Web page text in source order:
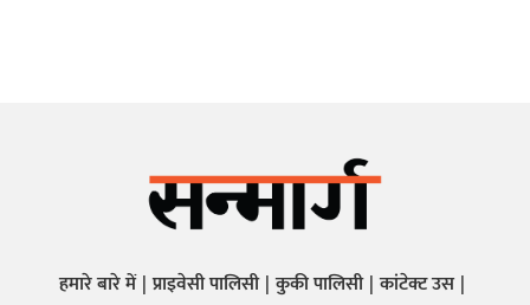
हमारे बारे में प्राइवेसी पालिसी कुकी पालिसी कांटेक्ट उस